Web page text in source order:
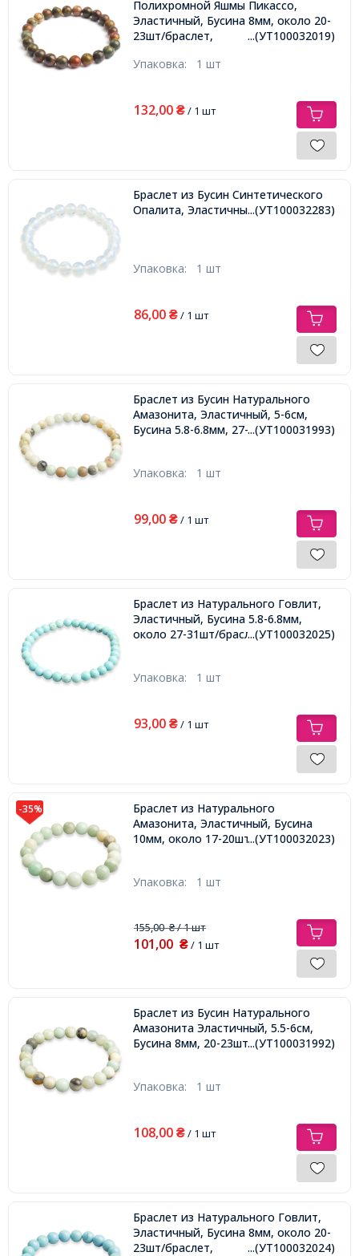
Полихромной Яшмы Пикассо,
Эластичный, Бусина 8мм, около 20-
23шт/браслет,
...(УТ100032019)
Упаковка: 1 шт
132,00 ₴/ 1 шт
Браслет из Бусин Синтетического
Опалита, Эластичный, Бусина 8мм,
...(УТ100032283)
Упаковка: 1 шт
86,00 ₴/ 1 шт
Браслет из Бусин Натурального
Амазонита, Эластичный, 5-6см,
Бусина 5.8-6.8мм, 27-31шт/браслет,
...(УТ100031993)
Упаковка: 1 шт
99,00 ₴/ 1 шт
Браслет из Натурального Говлит,
Эластичный, Бусина 5.8-6.8мм,
около 27-31шт/браслет,...(УТ100032025)
Упаковка: 1 шт
93,00 ₴/ 1 шт
-35%
Браслет из Натурального
Амазонита, Эластичный, Бусина
10мм, около 17-20шт/браслет,
...(УТ100032023)
Упаковка: 1 шт
155,00₴/ 1 шт
101,00 ₴/ 1 шт
Браслет из Бусин Натурального
Амазонита Эластичный, 5.5-6см,
Бусина 8мм, 20-23шт/браслет,
...(УТ100031992)
Упаковка: 1 шт
108,00 ₴/ 1 шт
Браслет из Натурального Говлит,
Эластичный, Бусина 8мм, около 20-
23шт/браслет,
...(УТ100032024)